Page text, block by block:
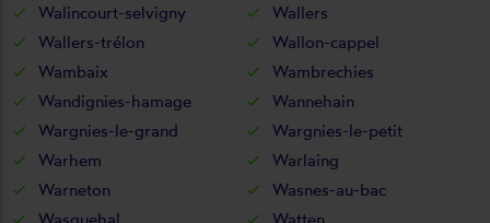
Walincourt-selvigny
Wallers
Wallers-trélon
Wallon-cappel
Wambaix
Wambrechies
Wandignies-hamage
Wannehain
Wargnies-le-grand
Wargnies-le-petit
Warhem
Warlaing
Warneton
Wasnes-au-bac